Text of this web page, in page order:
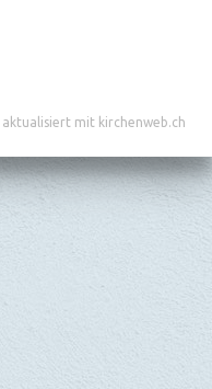
aktualisiert mit kirchenweb.ch